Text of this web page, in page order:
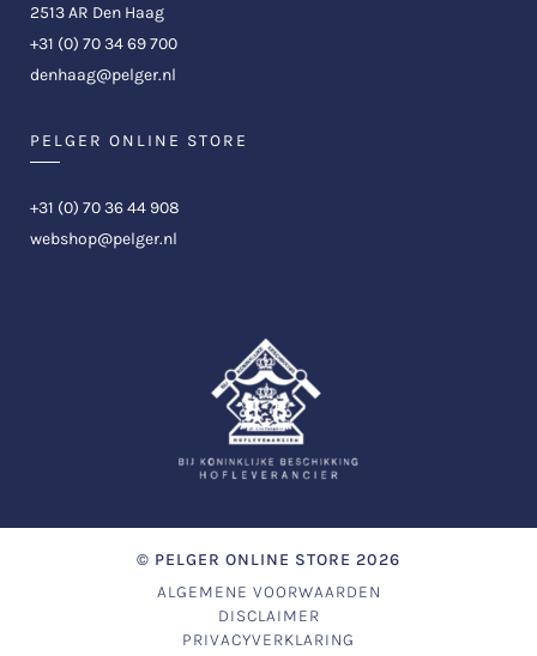
2513 AR Den Haag
+31 (0) 70 34 69 700
denhaag@pelger.nl
PELGER ONLINE STORE
+31 (0) 70 36 44 908
webshop@pelger.nl
© PELGER ONLINE STORE 2026
ALGEMENE VOORWAARDEN
DISCLAIMER
PRIVACYVERKLARING